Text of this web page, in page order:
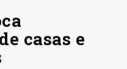
casas e